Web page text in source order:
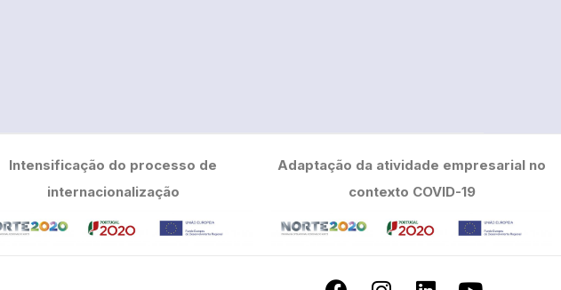
Intensificação do processo de
internacionalização
Adaptação da atividade empresarial no
contexto COVID-19